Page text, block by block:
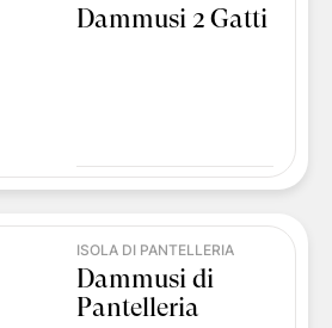
Dammusi 2 Gatti
ISOLA DI PANTELLERIA
Dammusi di
Pantelleria